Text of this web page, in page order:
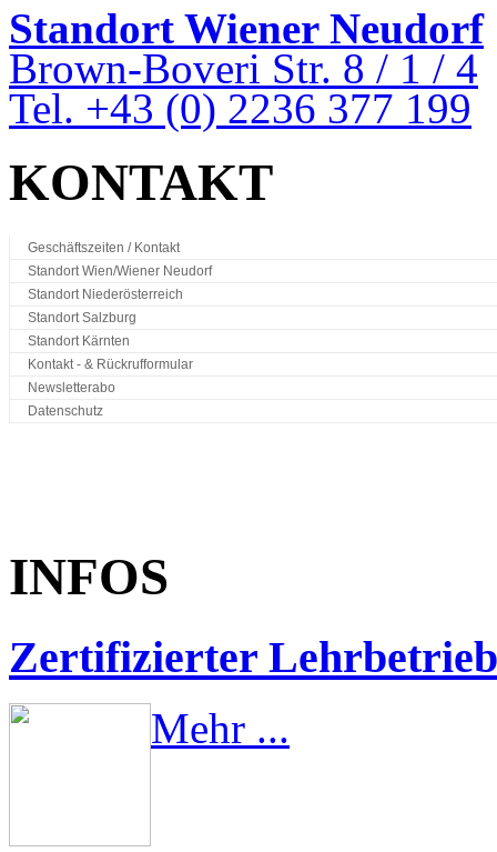
Standort Wiener Neudorf
Brown-Boveri Str. 8 / 1 / 4
Tel. +43 (0) 2236 377 199
KONTAKT
Geschäftszeiten / Kontakt
Standort Wien/Wiener Neudorf
Standort Niederösterreich
Standort Salzburg
Standort Kärnten
Kontakt - & Rückrufformular
Newsletterabo
Datenschutz
INFOS
Zertifizierter Lehrbetrieb
Mehr ...